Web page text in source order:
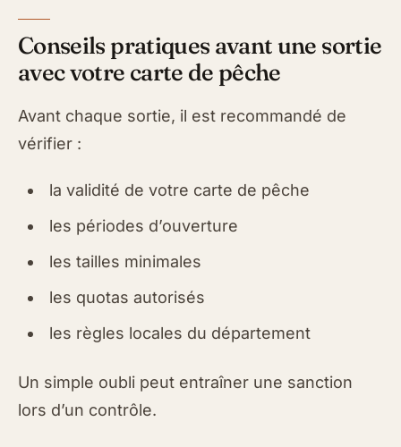
Conseils pratiques avant une sortie
avec votre carte de pêche
Avant chaque sortie, il est recommandé de
vérifier :
la validité de votre carte de pêche
les périodes d’ouverture
les tailles minimales
les quotas autorisés
les règles locales du département
Un simple oubli peut entraîner une sanction
lors d’un contrôle.